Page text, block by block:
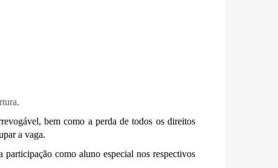
bem como a perda de todos os direitos
a vaga.
participação como aluno especial nos respectivos